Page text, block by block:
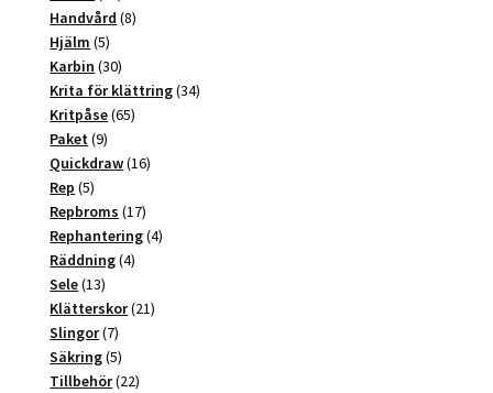
e
produkter
Handvård 88
Hjälm 55
produkter
Karbin 3030
produkter
Krita för klättring 3434
Kritpåse 6565
Paket 99
produkter
Quickdraw 1616
Rep 55
produkter
Repbroms 1717
produkter
Rephantering 44
Räddning 44
Sele 1313
produkter
Klätterskor 2121
Slingor 77
produkter
Säkring 55
produkter
Tillbehör 2222